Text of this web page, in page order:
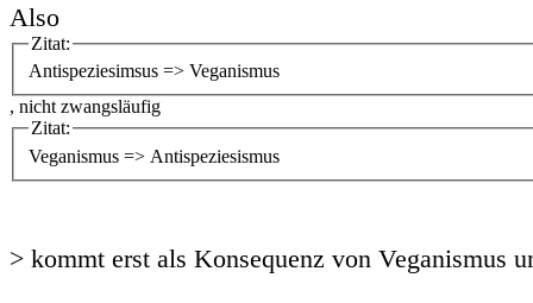
Also
Zitat:
Antispeziesimsus => Veganismus
, nicht zwangsläufig
Zitat:
Veganismus => Antispeziesismus
> kommt erst als Konsequenz von Veganismus